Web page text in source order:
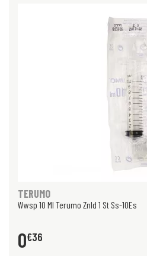
TERUMO
Wwsp 10 Ml Terumo Znld 1 St Ss-10Es
0€36